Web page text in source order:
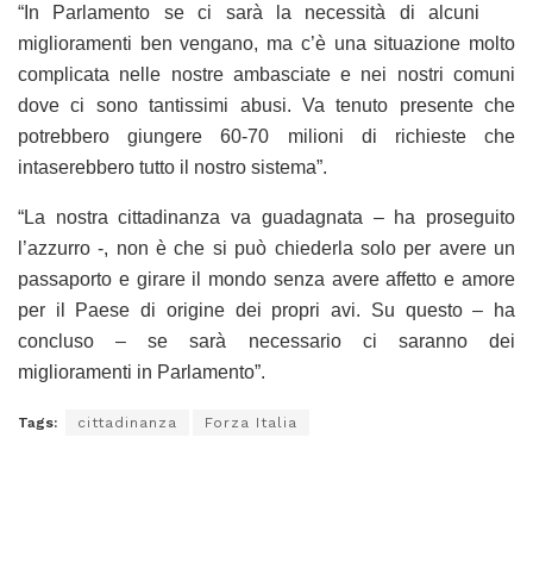
“In Parlamento se ci sarà la necessità di alcuni
miglioramenti ben vengano, ma c’è una situazione molto
complicata nelle nostre ambasciate e nei nostri comuni
dove ci sono tantissimi abusi. Va tenuto presente che
potrebbero giungere 60-70 milioni di richieste che
intaserebbero tutto il nostro sistema”.
“La nostra cittadinanza va guadagnata – ha proseguito
l’azzurro -, non è che si può chiederla solo per avere un
passaporto e girare il mondo senza avere affetto e amore
per il Paese di origine dei propri avi. Su questo – ha
concluso – se sarà necessario ci saranno dei
miglioramenti in Parlamento”.
Tags: cittadinanza Forza Italia